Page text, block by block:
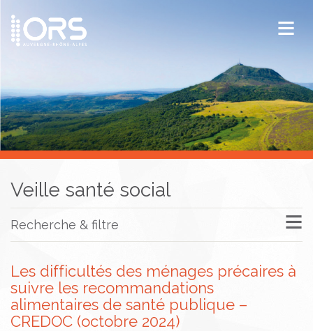
ORS Auvergne-Rhône-Alpes
Publications
Documentation / Veille
Veille santé social
Recherche & filtre
Les difficultés des ménages précaires à
suivre les recommandations
alimentaires de santé publique –
CREDOC (octobre 2024)